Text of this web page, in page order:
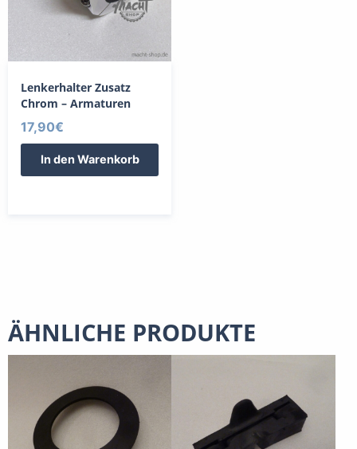
Lenkerhalter Zusatz
Chrom – Armaturen
17,90€
In den Warenkorb
ÄHNLICHE PRODUKTE